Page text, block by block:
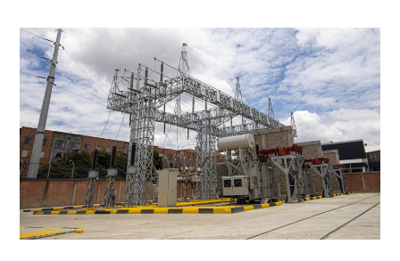
DE
2022